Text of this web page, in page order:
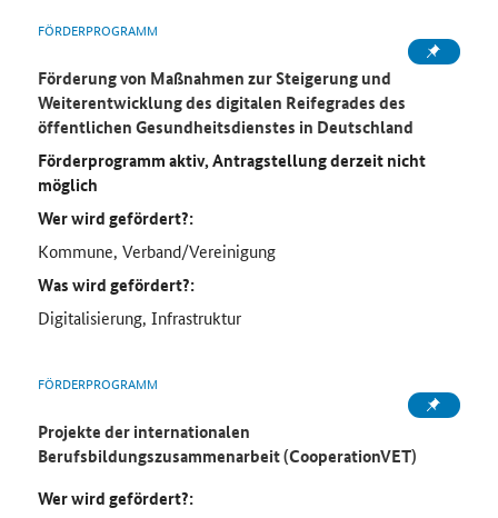
FÖRDERPROGRAMM
Förderung von Maßnahmen zur Steigerung und
Weiterentwicklung des digitalen Reifegrades des
öffentlichen Gesundheitsdienstes in Deutschland
Förderprogramm aktiv, Antragstellung derzeit nicht
möglich
Wer wird gefördert?:
Kommune, Verband/Vereinigung
Was wird gefördert?:
Digitalisierung, Infrastruktur
FÖRDERPROGRAMM
Projekte der internationalen
Berufsbildungszusammenarbeit (CooperationVET)
Wer wird gefördert?: